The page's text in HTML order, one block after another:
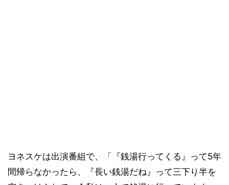
ヨネスケは出演番組で、「『銭湯行ってくる』って5年
間帰らなかったら、『長い銭湯だね』って三下り半を